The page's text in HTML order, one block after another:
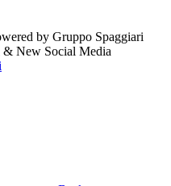
by Gruppo Spaggiari
& New Social Media